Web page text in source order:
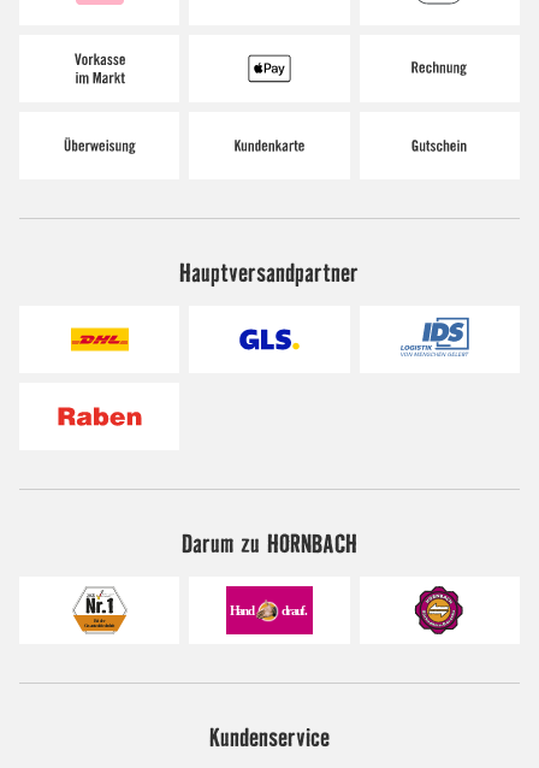
Hauptversandpartner
Darum zu HORNBACH
Kundenservice